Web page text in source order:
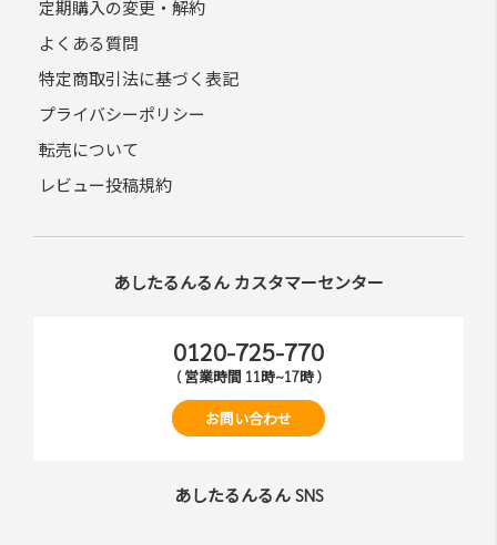
定期購入の変更・解約
よくある質問
特定商取引法に基づく表記
プライバシーポリシー
転売について
レビュー投稿規約
あしたるんるん カスタマーセンター
0120-725-770
( 営業時間 11時~17時 )
お問い合わせ
あしたるんるん SNS